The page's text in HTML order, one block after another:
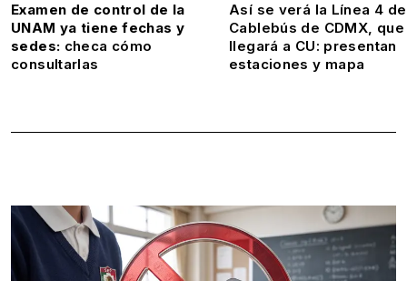
Examen de control de la
UNAM ya tiene fechas y
sedes: checa cómo
consultarlas
Así se verá la Línea 4
Cablebús de CDMX, que
llegará a CU: presentan
estaciones y mapa